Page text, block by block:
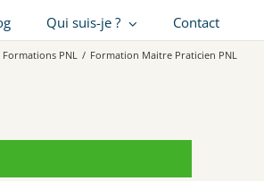
Qui suis-je ? Contact
Formations PNL / Formation Maitre Praticien PNL